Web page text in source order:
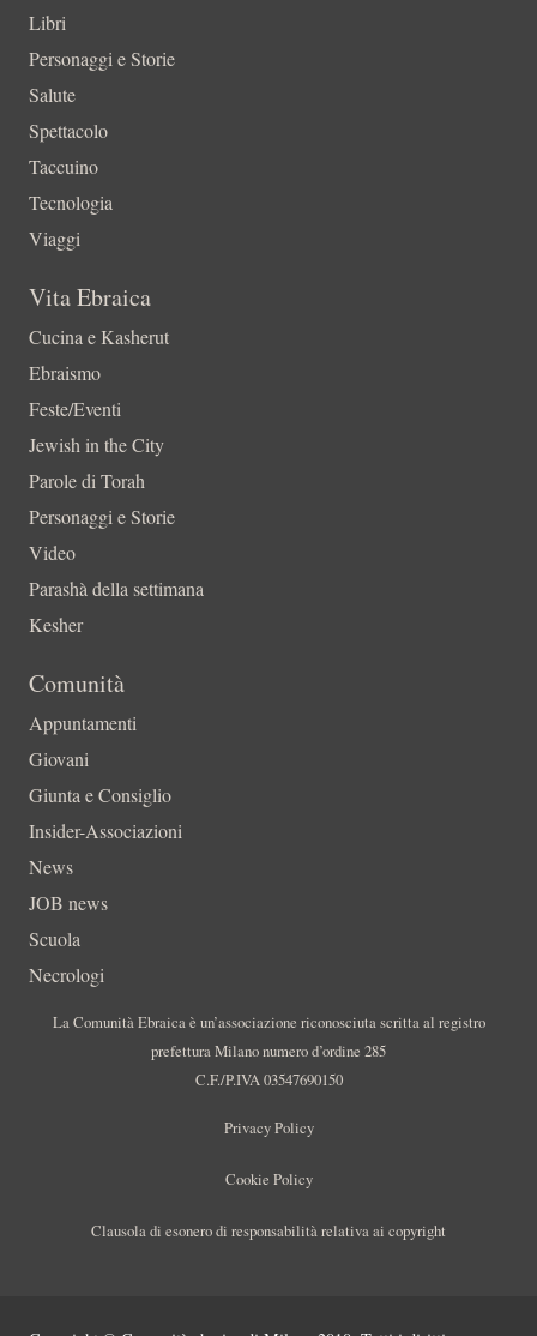
Libri
Personaggi e Storie
Salute
Spettacolo
Taccuino
Tecnologia
Viaggi
Vita Ebraica
Cucina e Kasherut
Ebraismo
Feste/Eventi
Jewish in the City
Parole di Torah
Personaggi e Storie
Video
Parashà della settimana
Kesher
Comunità
Appuntamenti
Giovani
Giunta e Consiglio
Insider-Associazioni
News
JOB news
Scuola
Necrologi
La Comunità Ebraica è un’associazione riconosciuta scritta al registro
prefettura Milano numero d’ordine 285
C.F./P.IVA 03547690150
Privacy Policy
Cookie Policy
Clausola di esonero di responsabilità relativa ai copyright